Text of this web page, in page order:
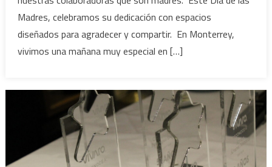
Madres, celebramos su dedicación con espacios
diseñados para agradecer y compartir. En Monterrey,
vivimos una mañana muy especial en […]